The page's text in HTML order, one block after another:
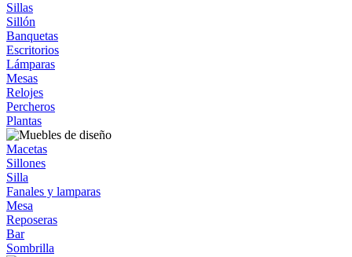
Sillas
Sillón
Banquetas
Escritorios
Lámparas
Mesas
Relojes
Percheros
Plantas
Macetas
Sillones
Silla
Fanales y lamparas
Mesa
Reposeras
Bar
Sombrilla